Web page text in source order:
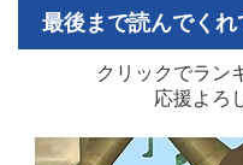
最後まで読んでくれ
クリックでラン
応援よろ